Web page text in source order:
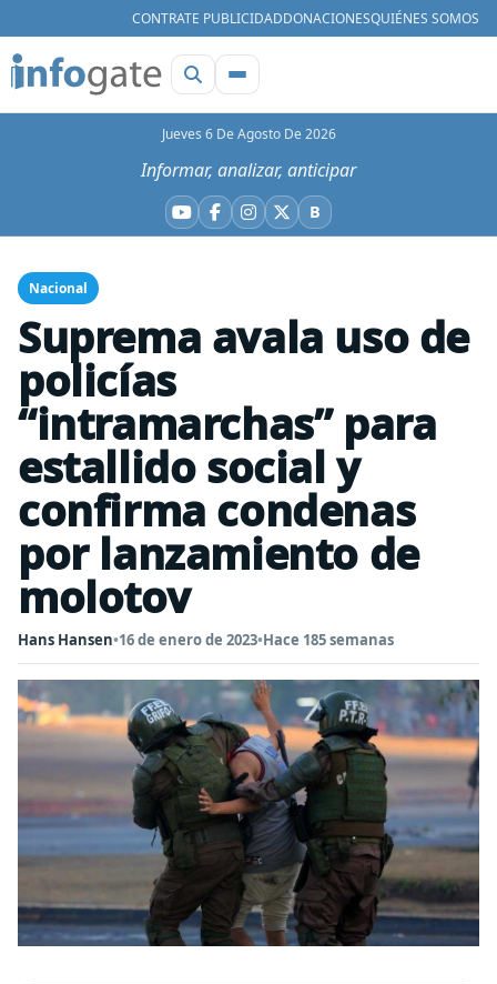
CONTRATE PUBLICIDADDONACIONESQUIÉNES SOMOS
Jueves 6 De Agosto De 2026
Informar, analizar, anticipar
YouTube
Facebook
Instagram
X BBluesky
Nacional
Suprema avala uso de
policías
“intramarchas” para
estallido social y
confirma condenas
por lanzamiento de
molotov
Hans Hansen•16 de enero de 2023•Hace 185 semanas